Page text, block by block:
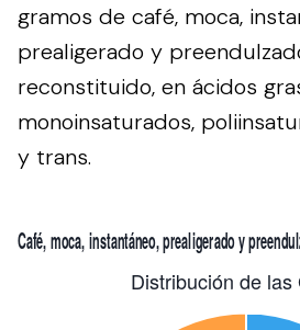
gramos de café, moca,
prealigerado y
reconstituido, en ácidos
monoinsaturados,
y trans.